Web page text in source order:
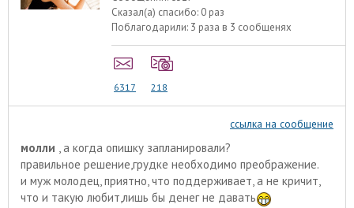
Сказал(а) спасибо: 0 раз
Поблагодарили: 3 раза в 3 сообщенях
6317 218
ссылка на сообщение
молли , а когда опишку запланировали?
правильное решение,грудке необходимо преображение.
и муж молодец, приятно, что поддерживает, а не кричит,
что и такую любит,лишь бы денег не давать